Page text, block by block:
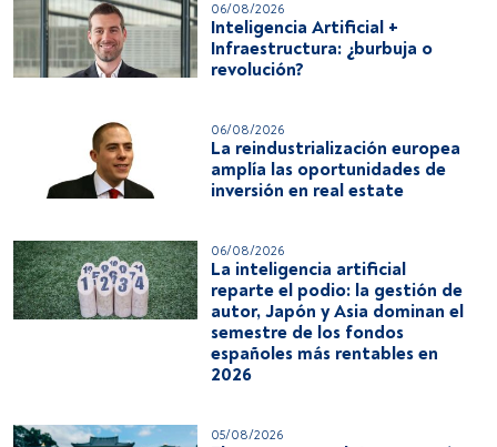
06/08/2026
Inteligencia Artificial +
Infraestructura: ¿burbuja o
revolución?
06/08/2026
La reindustrialización europea
amplía las oportunidades de
inversión en real estate
06/08/2026
La inteligencia artificial
reparte el podio: la gestión de
autor, Japón y Asia dominan el
semestre de los fondos
españoles más rentables en
2026
05/08/2026